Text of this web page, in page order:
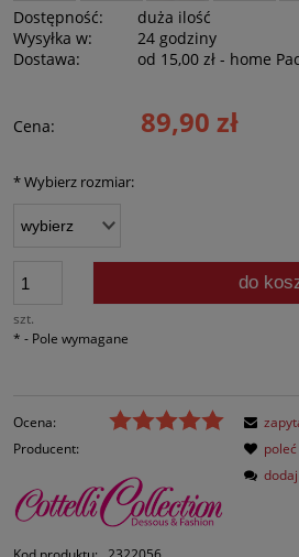
Dostępność:
duża ilość
Wysyłka w:
24 godziny
Dostawa:
od 15,00 zł - home
Cena nie zawiera ewentualnych
Cena: 89,90 zł
*Wybierz rozmiar:
szt.
do
* - Pole wymagane
Ocena:
Producent: